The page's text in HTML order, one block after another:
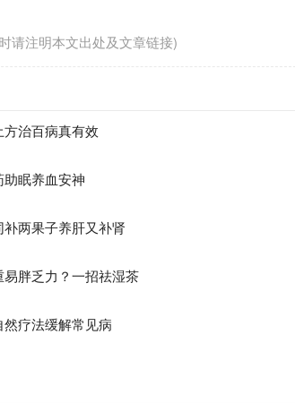
请注明本文出处及文章链接)
方治百病真有效
助眠养血安神
补两果子养肝又补肾
易胖乏力？一招祛湿茶
然疗法缓解常见病